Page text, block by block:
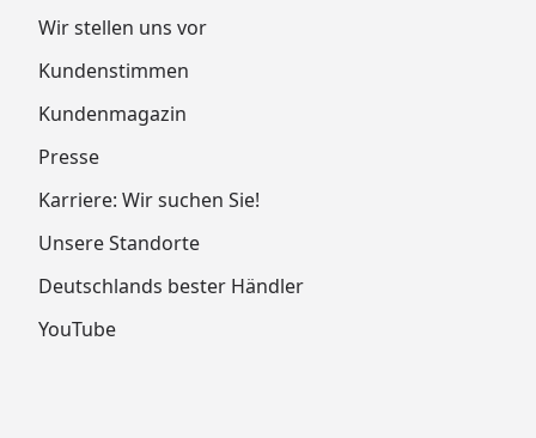
Wir stellen uns vor
Kundenstimmen
Kundenmagazin
Presse
Karriere: Wir suchen Sie!
Unsere Standorte
Deutschlands bester Händler
YouTube